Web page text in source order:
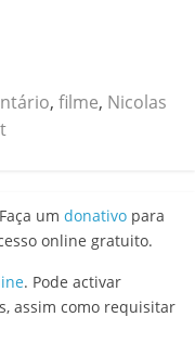
, filme, Nicolas
um donativo para
online gratuito.
. Pode activar
assim como requisitar